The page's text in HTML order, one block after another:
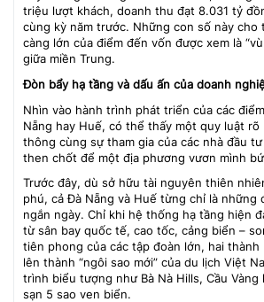
triệu lượt khách, doanh thu đạt 8.031 tỷ
cùng kỳ năm trước. Những con số này cho
càng lớn của điểm đến vốn được xem là
giữa miền Trung.
Đòn bẩy hạ tầng và dấu ấn của doanh
Nhìn vào hành trình phát triển của các
Nẵng hay Huế, có thể thấy một quy luật rõ
thông cùng sự tham gia của các nhà đầu
then chốt để một địa phương vươn mình
Trước đây, dù sở hữu tài nguyên thiên
phú, cả Đà Nẵng và Huế từng chỉ là những
ngắn ngày. Chỉ khi hệ thống hạ tầng hiện
từ sân bay quốc tế, cao tốc, cảng biển –
tiên phong của các tập đoàn lớn, hai thành
lên thành “ngôi sao mới” của du lịch Việt
trình biểu tượng như Bà Nà Hills, Cầu Vàng
sạn 5 sao ven biển.